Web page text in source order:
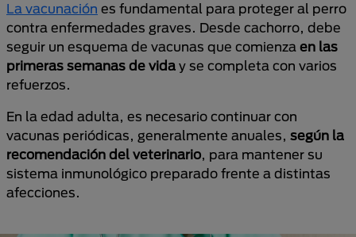
La vacunación es fundamental para proteger al perro
contra enfermedades graves. Desde cachorro, debe
seguir un esquema de vacunas que comienza en las
primeras semanas de vida y se completa con varios
refuerzos.
En la edad adulta, es necesario continuar con
vacunas periódicas, generalmente anuales, según la
recomendación del veterinario, para mantener su
sistema inmunológico preparado frente a distintas
afecciones.